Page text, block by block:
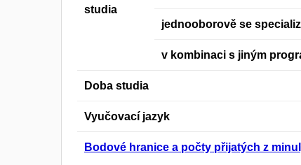
studia
jednooborově se
v kombinaci s jiným
Doba studia
Vyučovací jazyk
Bodové hranice a počty přijatých z